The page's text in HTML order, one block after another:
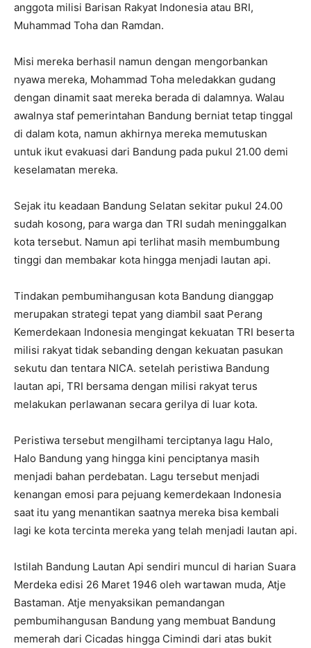
anggota milisi Barisan Rakyat Indonesia atau BRI,
Muhammad Toha dan Ramdan.
Misi mereka berhasil namun dengan mengorbankan
nyawa mereka, Mohammad Toha meledakkan gudang
dengan dinamit saat mereka berada di dalamnya. Walau
awalnya staf pemerintahan Bandung berniat tetap tinggal
di dalam kota, namun akhirnya mereka memutuskan
untuk ikut evakuasi dari Bandung pada pukul 21.00 demi
keselamatan mereka.
Sejak itu keadaan Bandung Selatan sekitar pukul 24.00
sudah kosong, para warga dan TRI sudah meninggalkan
kota tersebut. Namun api terlihat masih membumbung
tinggi dan membakar kota hingga menjadi lautan api.
Tindakan pembumihangusan kota Bandung dianggap
merupakan strategi tepat yang diambil saat Perang
Kemerdekaan Indonesia mengingat kekuatan TRI beserta
milisi rakyat tidak sebanding dengan kekuatan pasukan
sekutu dan tentara NICA. setelah peristiwa Bandung
lautan api, TRI bersama dengan milisi rakyat terus
melakukan perlawanan secara gerilya di luar kota.
Peristiwa tersebut mengilhami terciptanya lagu Halo,
Halo Bandung yang hingga kini penciptanya masih
menjadi bahan perdebatan. Lagu tersebut menjadi
kenangan emosi para pejuang kemerdekaan Indonesia
saat itu yang menantikan saatnya mereka bisa kembali
lagi ke kota tercinta mereka yang telah menjadi lautan api.
Istilah Bandung Lautan Api sendiri muncul di harian Suara
Merdeka edisi 26 Maret 1946 oleh wartawan muda, Atje
Bastaman. Atje menyaksikan pemandangan
pembumihangusan Bandung yang membuat Bandung
memerah dari Cicadas hingga Cimindi dari atas bukit